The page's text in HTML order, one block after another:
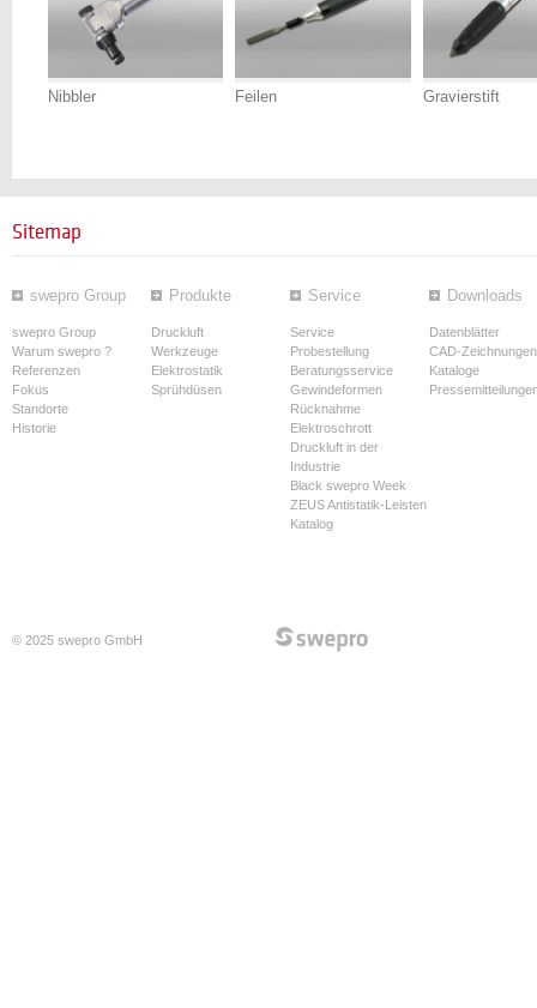
Nibbler Feilen Gravierstift
Sitemap
swepro Group
swepro Group
Warum swepro ?
Referenzen
Fokus
Standorte
Historie
Produkte
Druckluft
Werkzeuge
Elektrostatik
Sprühdüsen
Service
Service
Probestellung
Beratungsservice
Gewindeformen
Rücknahme
Elektroschrott
Druckluft in der
Industrie
Black swepro Week
ZEUS Antistatik-Leisten
Katalog
Downloads
Datenblätter
CAD-Zeichnungen
Kataloge
© 2025 swepro GmbH